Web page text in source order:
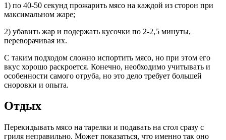
1) по 40-50 секунд прожарить мясо на каждой из сторон при
максимальном жаре;
2) убавить жар и подержать кусочки по 2-2,5 минуты,
переворачивая их.
С таким подходом сложно испортить мясо, но при этом его
вкус хорошо раскроется. Конечно, необходимо учитывать и
особенности самого отруба, но это дело требует большей
сноровки и опыта.
Отдых
Перекидывать мясо на тарелки и подавать на стол сразу с
гриля неправильно. Может показаться, что именно так оно